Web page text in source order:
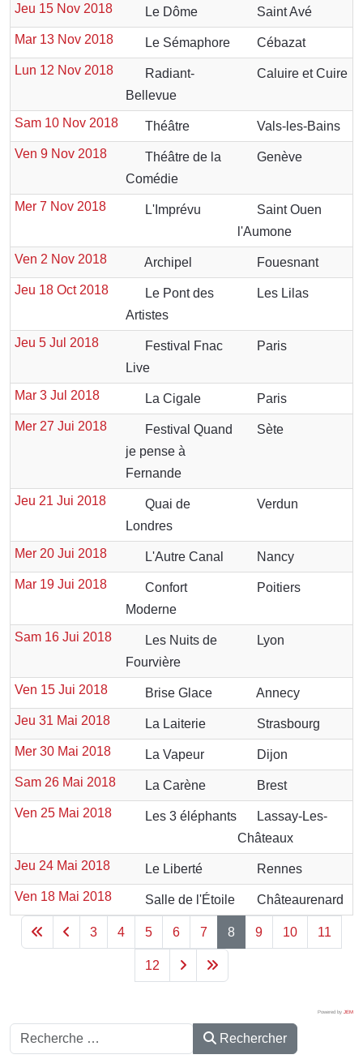
Jeu 15 Nov 2018 Le Dôme
Saint Avé
Mar 13 Nov 2018
Le Sémaphore
Cébazat
Lun 12 Nov 2018
Radiant-
Bellevue
Caluire et Cuire
Sam 10 Nov 2018 Théâtre
Vals-les-Bains
Ven 9 Nov 2018
Théâtre de la
Comédie
Genève
Mer 7 Nov 2018 L'Imprévu
Saint Ouen
l'Aumone
Ven 2 Nov 2018
Archipel
Fouesnant
Jeu 18 Oct 2018
Le Pont des
Artistes
Les Lilas
Jeu 5 Jul 2018
Festival Fnac
Live
Paris
Mar 3 Jul 2018 La Cigale
Paris
Mer 27 Jui 2018
Festival Quand
je pense à
Fernande
Sète
Jeu 21 Jui 2018
Quai de
Londres
Verdun
Mer 20 Jui 2018 L'Autre Canal
Nancy
Mar 19 Jui 2018
Confort
Moderne
Poitiers
Sam 16 Jui 2018
Les Nuits de
Fourvière
Lyon
Ven 15 Jui 2018 Brise Glace
Annecy
Jeu 31 Mai 2018
La Laiterie
Strasbourg
Mer 30 Mai 2018
La Vapeur
Dijon
Sam 26 Mai 2018
La Carène
Brest
Ven 25 Mai 2018
Les 3 éléphants
Lassay-Les-
Châteaux
Jeu 24 Mai 2018
Le Liberté
Rennes
Ven 18 Mai 2018
Salle de l'Étoile Châteaurenard
3 4 5 6 7 8 9 10 11
12
Powered by JEM
Rechercher Rechercher